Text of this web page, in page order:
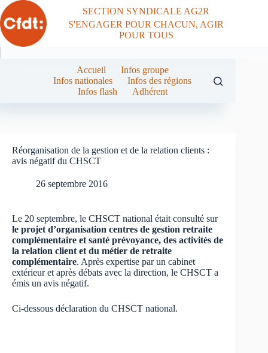
Passer
au
contenu
SECTION SYNDICALE AG2R
S'ENGAGER POUR CHACUN, AGIR
POUR TOUS
Accueil
Infos groupe
Infos nationales
Infos des régions
Infos flash
Adhérent
Réorganisation de la gestion et de la relation clients :
avis négatif du CHSCT
26 septembre 2016
Le 20 septembre, le CHSCT national était consulté sur
le projet d’organisation centres de gestion retraite
complémentaire et santé prévoyance, des activités de
la relation client et du métier de retraite
complémentaire. Après expertise par un cabinet
extérieur et après débats avec la direction, le CHSCT a
émis un avis négatif.
Ci-dessous déclaration du CHSCT national.